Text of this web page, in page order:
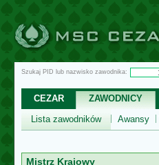
Szukaj PID lub nazwisko zawodnika:
CEZAR ZAWODNICY
Lista zawodników
Awansy
Mistrz Krajowy